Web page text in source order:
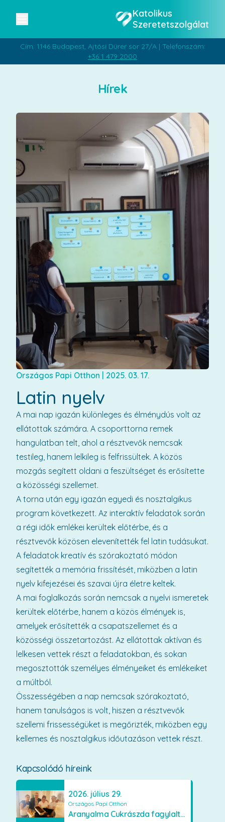
Katolikus
Szeretetszolgálat
Cím: 1146 Budapest, Ajtósi Dürer sor 27/A | Telefonszám:
+36 1 479 2000
Hírek
Kapcsolódó híreink
2026. július 29.
Országos Papi Otthon
Aranyalma Cukrászda fagylaltos meglepetés
Országos Papi Otthon 2025. 03. 17.
Latin nyelv
A mai nap igazán különleges és élménydús volt az
ellátottak számára. A csoporttorna remek
hangulatban telt, ahol a résztvevők nemcsak
testileg, hanem lelkileg is felfrissültek. A közös
mozgás segített oldani a feszültséget és erősítette
a közösségi szellemet.
A torna után egy igazán egyedi és nosztalgikus
program következett. Az interaktív feladatok során
a régi idők emlékei kerültek előtérbe, és a
résztvevők közösen elevenítették fel latin tudásukat.
A feladatok kreatív és szórakoztató módon
segítették a memória frissítését, miközben a latin
nyelv kifejezései és szavai újra életre keltek.
A mai foglalkozás során nemcsak a nyelvi ismeretek
kerültek előtérbe, hanem a közös élmények is,
amelyek erősítették a csapatszellemet és a
közösségi összetartozást. Az ellátottak aktívan és
lelkesen vettek részt a feladatokban, és sokan
megosztották személyes élményeiket és emlékeiket
a múltból.
Összességében a nap nemcsak szórakoztató,
hanem tanulságos is volt, hiszen a résztvevők
szellemi frissességüket is megőrizték, miközben egy
kellemes és nosztalgikus időutazáson vettek részt.